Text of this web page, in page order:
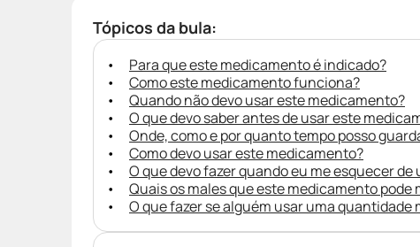
Tópicos da bula:
Para que este medicamento é indicado?
Como este medicamento funciona?
Quando não devo usar este medicamento?
O que devo saber antes de usar este
Onde, como e por quanto tempo posso
Como devo usar este medicamento?
O que devo fazer quando eu me esquecer
Quais os males que este medicamento pode
O que fazer se alguém usar uma